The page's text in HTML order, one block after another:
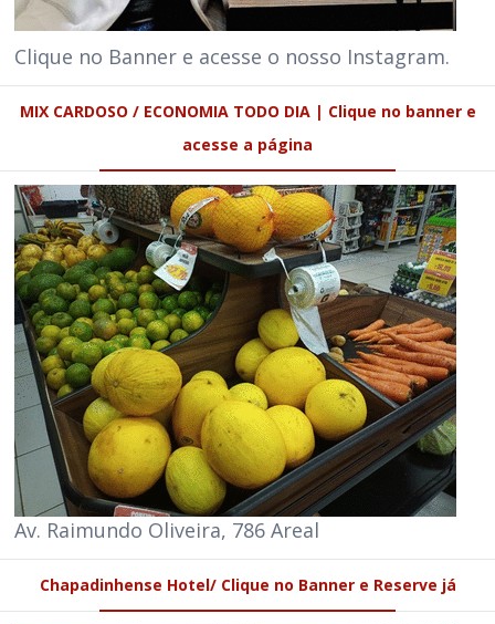
Clique no Banner e acesse o nosso Instagram.
MIX CARDOSO / ECONOMIA TODO DIA | Clique no banner e
acesse a página
Av. Raimundo Oliveira, 786 Areal
Chapadinhense Hotel/ Clique no Banner e Reserve já